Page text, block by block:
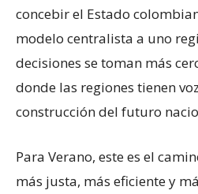
concebir el Estado
modelo centralista a uno
decisiones se toman más
donde las regiones tienen
construcción del futuro
Para Verano, este es el
más justa, más eficiente y